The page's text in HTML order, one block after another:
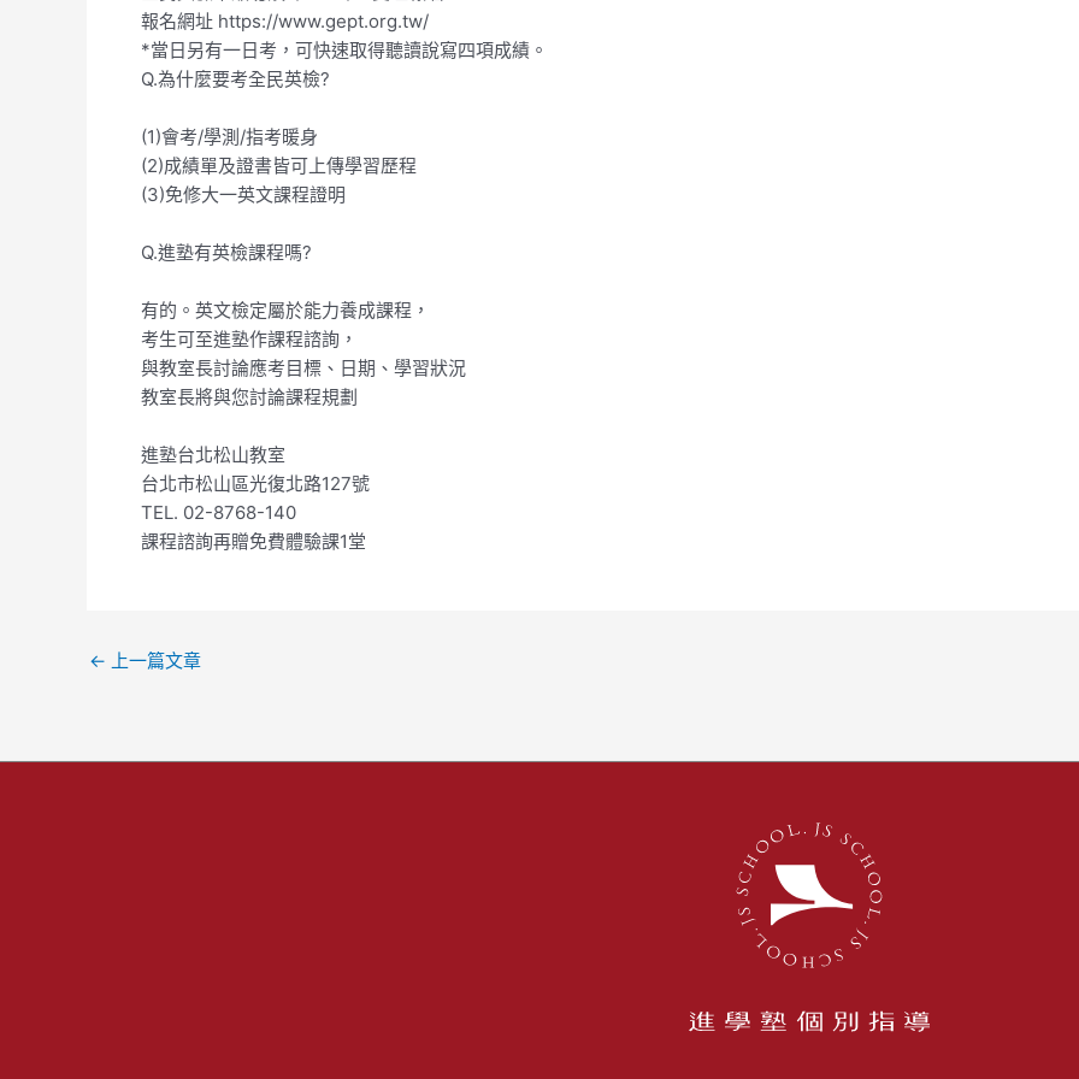
報名網址 https://www.gept.org.tw/
*當日另有一日考，可快速取得聽讀說寫四項成績。
Q.為什麼要考全民英檢?
(1)會考/學測/指考暖身
(2)成績單及證書皆可上傳學習歷程
(3)免修大一英文課程證明
Q.進塾有英檢課程嗎?
有的。英文檢定屬於能力養成課程，
考生可至進塾作課程諮詢，
與教室長討論應考目標、日期、學習狀況
教室長將與您討論課程規劃
進塾台北松山教室
台北市松山區光復北路127號
TEL. 02-8768-140
課程諮詢再贈免費體驗課1堂
← 上一篇文章